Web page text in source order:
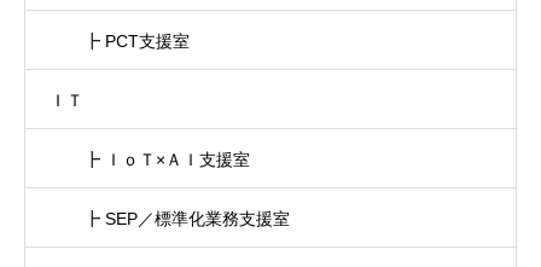
┣ PCT支援室
ＩＴ
┣ ＩｏＴ×ＡＩ支援室
┣ SEP／標準化業務支援室